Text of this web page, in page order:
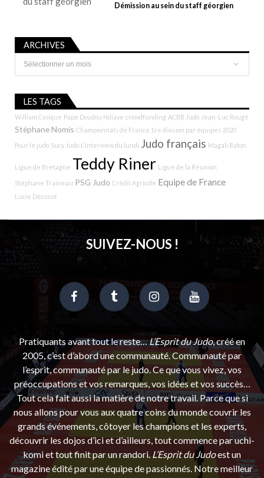
Démission au sein du staff géorgien
ARCHIVES
Archives
LES TAGS
William Cysique Pape Doudou Ndiaye crowdfunding ACBB Judo Jean-Luc Rougé
Stéphane Nomis Championnats de France 1re division par équipes 2020
Pour le judo Sucy Judo L'interview du lundi Judo français Magali Baton
Ligue de Bretagne Teddy Riner Ligue de la Réunion
Stéphane Traineau PSG Judo Crédit Agricole Equipe de France
Lucie Décosse
SUIVEZ-NOUS !
Pratiquants avant tout le reste…L’Esprit du Judo, créé en
2005, c’est d’abord une communauté. Communauté par
l’esprit, communauté par le judo. Ce que vous vivez, vos
préoccupations et vos remarques, vos idées et vos succès…
Tout cela fait aussi la matière de notre travail. Parce que si
nous allons pour vous aux quatre coins du monde couvrir les
grands événements, côtoyer les champions et les experts,
découvrir les dojos d’ici et d’ailleurs, tout commence par uchi-
komi et tout finit par un randori.L’Esprit du Judoest un
magazine édité par une équipe de passionnés. Notre meilleur